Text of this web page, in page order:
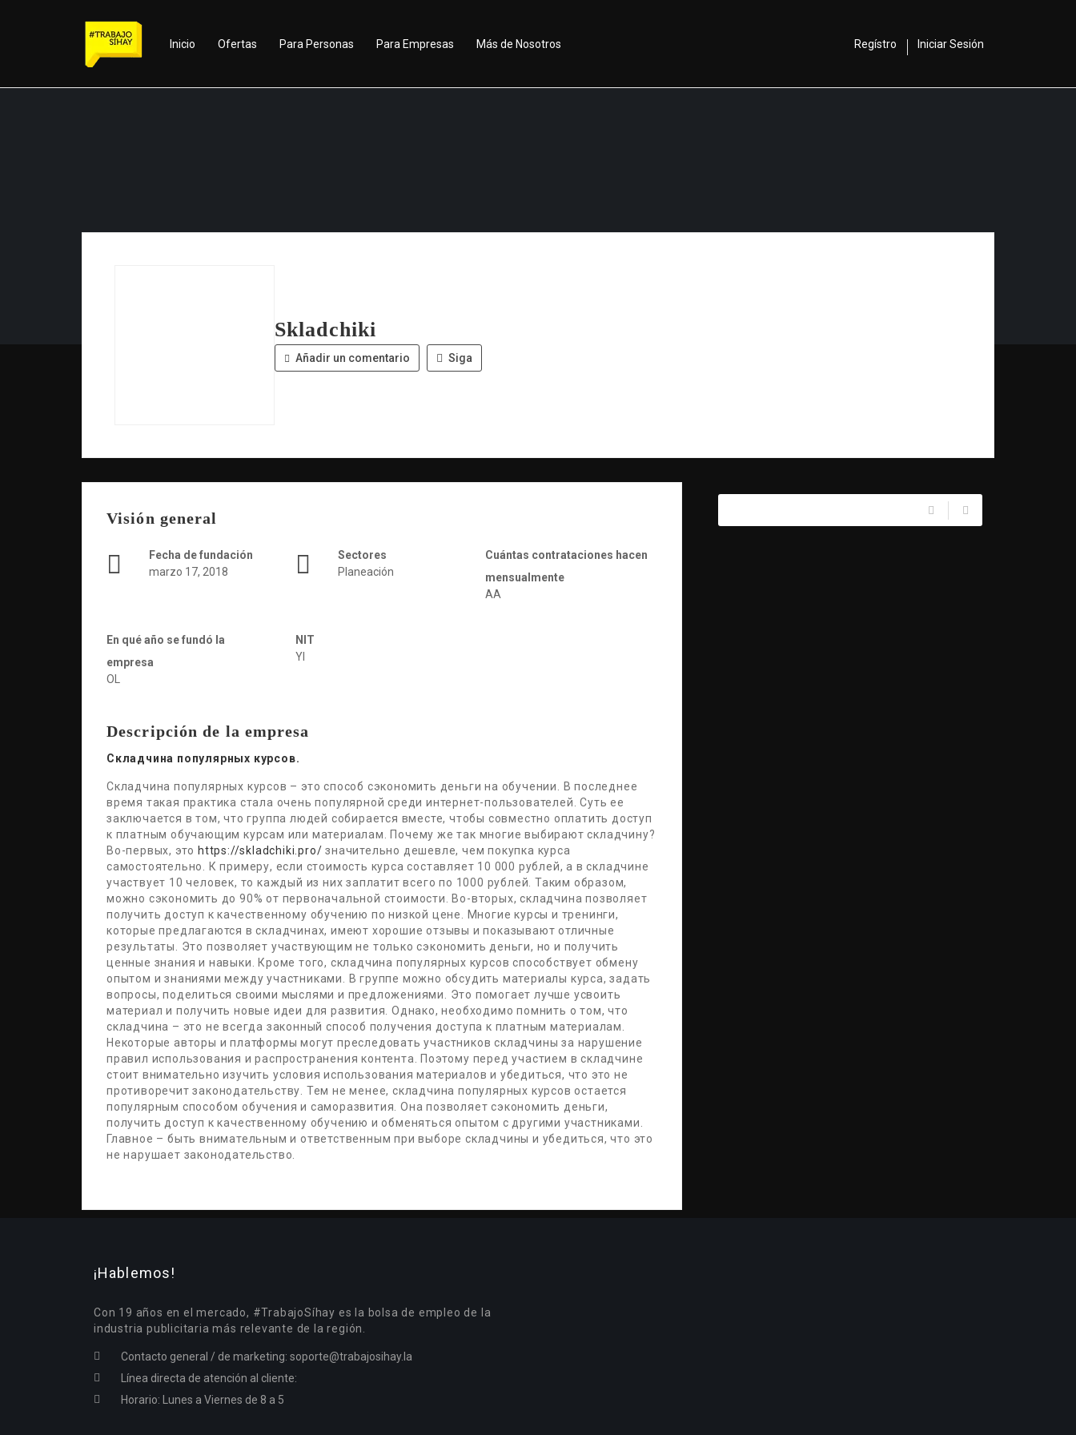
Inicio Ofertas Para Personas Para Empresas Más de Nosotros Regístro Iniciar Sesión
Skladchiki
Añadir un comentario Siga
Visión general
Fecha de fundación
marzo 17, 2018
Sectores
Planeación
Cuántas contrataciones hacen
mensualmente
AA
En qué año se fundó la
empresa
OL
NIT
YI
Descripción de la empresa
Складчина популярных курсов.
Складчина популярных курсов – это способ сэкономить деньги на обучении. В последнее
время такая практика стала очень популярной среди интернет-пользователей. Суть ее
заключается в том, что группа людей собирается вместе, чтобы совместно оплатить доступ
к платным обучающим курсам или материалам. Почему же так многие выбирают складчину?
Во-первых, это https://skladchiki.pro/ значительно дешевле, чем покупка курса
самостоятельно. К примеру, если стоимость курса составляет 10 000 рублей, а в складчине
участвует 10 человек, то каждый из них заплатит всего по 1000 рублей. Таким образом,
можно сэкономить до 90% от первоначальной стоимости. Во-вторых, складчина позволяет
получить доступ к качественному обучению по низкой цене. Многие курсы и тренинги,
которые предлагаются в складчинах, имеют хорошие отзывы и показывают отличные
результаты. Это позволяет участвующим не только сэкономить деньги, но и получить
ценные знания и навыки. Кроме того, складчина популярных курсов способствует обмену
опытом и знаниями между участниками. В группе можно обсудить материалы курса, задать
вопросы, поделиться своими мыслями и предложениями. Это помогает лучше усвоить
материал и получить новые идеи для развития. Однако, необходимо помнить о том, что
складчина – это не всегда законный способ получения доступа к платным материалам.
Некоторые авторы и платформы могут преследовать участников складчины за нарушение
правил использования и распространения контента. Поэтому перед участием в складчине
стоит внимательно изучить условия использования материалов и убедиться, что это не
противоречит законодательству. Тем не менее, складчина популярных курсов остается
популярным способом обучения и саморазвития. Она позволяет сэкономить деньги,
получить доступ к качественному обучению и обменяться опытом с другими участниками.
Главное – быть внимательным и ответственным при выборе складчины и убедиться, что это
не нарушает законодательство.
¡Hablemos!
Con 19 años en el mercado, #TrabajoSíhay es la bolsa de empleo de la
industria publicitaria más relevante de la región.
Contacto general / de marketing: soporte@trabajosihay.la
Línea directa de atención al cliente:
Horario: Lunes a Viernes de 8 a 5